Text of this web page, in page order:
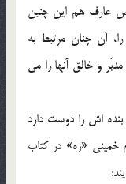
عارف هم اين چنين
آن چنان مرتبط به
و خالق آنها را مي
اش را دوست دارد
«ره» در كتاب